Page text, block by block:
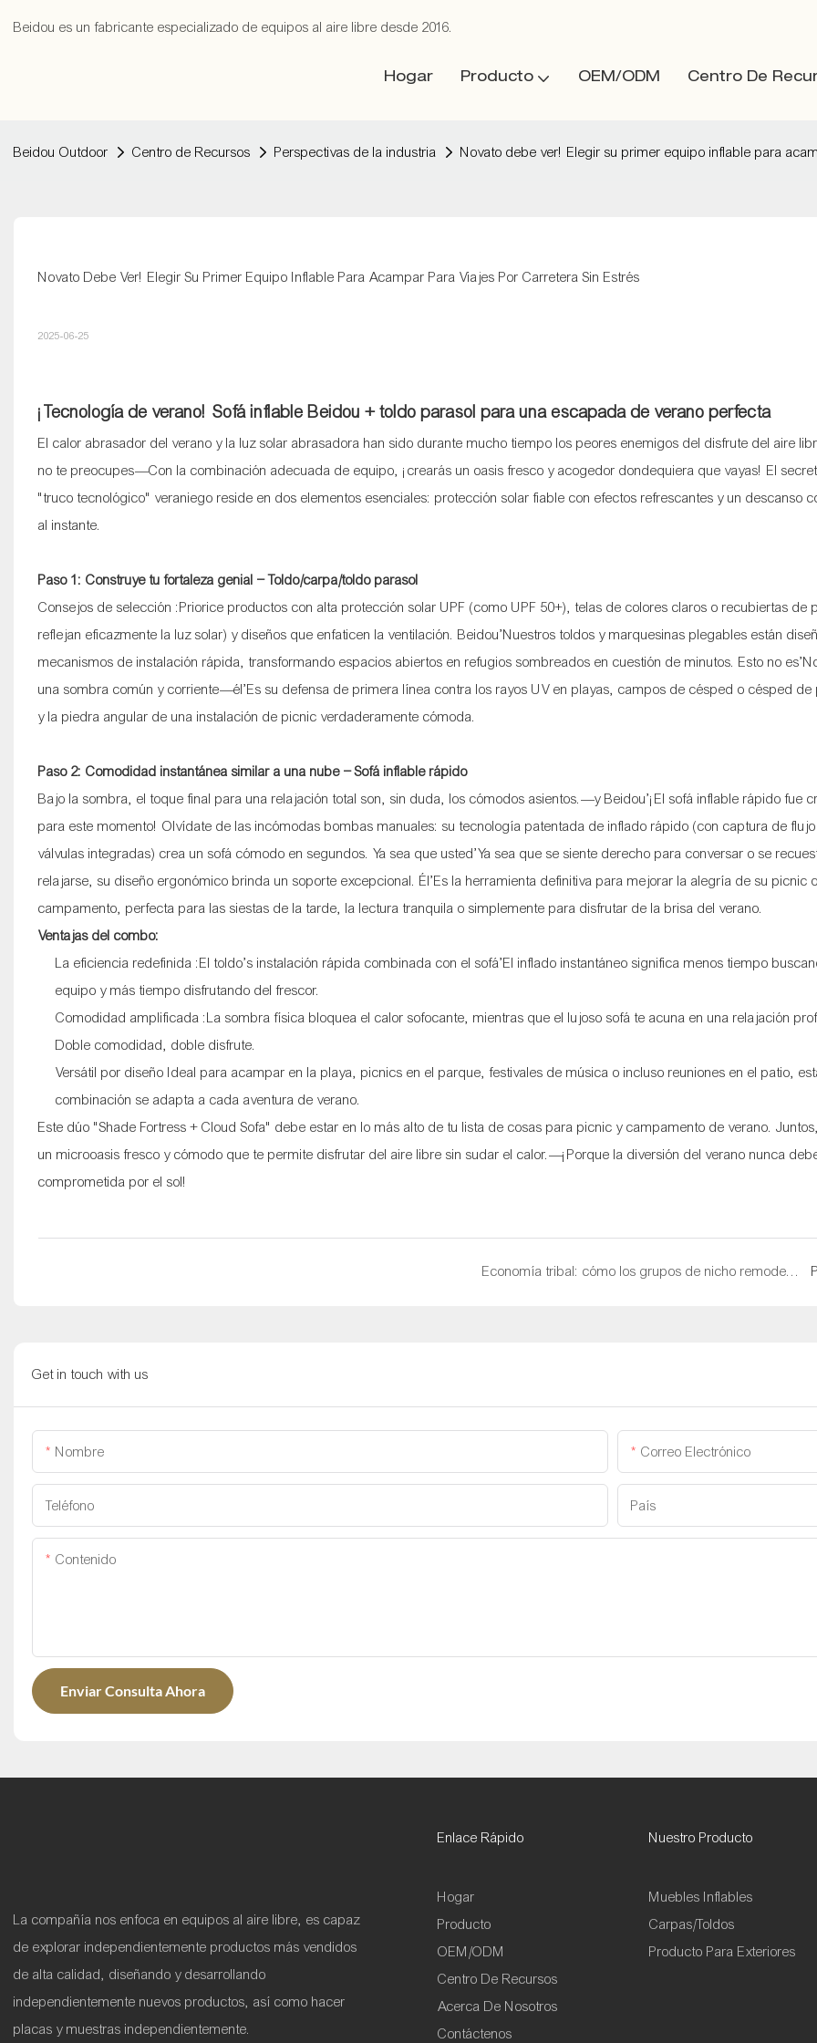
Beidou es un fabricante especializado de equipos al aire libre desde 2016.
Hogar Producto OEM/ODM Centro De
Beidou Outdoor Centro de Recursos Perspectivas de la industria Novato debe ver! Elegir su primer equipo inflable para
Novato Debe Ver! Elegir Su Primer Equipo Inflable Para Acampar Para Viajes Por Carretera Sin Estrés
2025-06-25
¡Tecnología de verano! Sofá inflable Beidou + toldo parasol para una escapada de verano perfecta
El calor abrasador del verano y la luz solar abrasadora han sido durante mucho tiempo los peores enemigos del disfrute del aire
no te preocupes—Con la combinación adecuada de equipo, ¡crearás un oasis fresco y acogedor dondequiera que vayas! El
"truco tecnológico" veraniego reside en dos elementos esenciales: protección solar fiable con efectos refrescantes y un descanso
al instante.
Paso 1: Construye tu fortaleza genial – Toldo/carpa/toldo parasol
Consejos de selección :Priorice productos con alta protección solar UPF (como UPF 50+), telas de colores claros o recubiertas de
reflejan eficazmente la luz solar) y diseños que enfaticen la ventilación. Beidou’Nuestros toldos y marquesinas plegables están
mecanismos de instalación rápida, transformando espacios abiertos en refugios sombreados en cuestión de minutos. Esto no
una sombra común y corriente—él’Es su defensa de primera línea contra los rayos UV en playas, campos de césped o césped de
y la piedra angular de una instalación de picnic verdaderamente cómoda.
Paso 2: Comodidad instantánea similar a una nube – Sofá inflable rápido
Bajo la sombra, el toque final para una relajación total son, sin duda, los cómodos asientos.—y Beidou’¡El sofá inflable rápido fue
para este momento! Olvídate de las incómodas bombas manuales: su tecnología patentada de inflado rápido (con captura de
válvulas integradas) crea un sofá cómodo en segundos. Ya sea que usted’Ya sea que se siente derecho para conversar o se
relajarse, su diseño ergonómico brinda un soporte excepcional. Él’Es la herramienta definitiva para mejorar la alegría de su picnic o
campamento, perfecta para las siestas de la tarde, la lectura tranquila o simplemente para disfrutar de la brisa del verano.
Ventajas del combo:
La eficiencia redefinida:El toldo’s instalación rápida combinada con el sofá’El inflado instantáneo significa menos tiempo
equipo y más tiempo disfrutando del frescor.
Comodidad amplificada:La sombra física bloquea el calor sofocante, mientras que el lujoso sofá te acuna en una relajación
Doble comodidad, doble disfrute.
Versátil por diseñoIdeal para acampar en la playa, picnics en el parque, festivales de música o incluso reuniones en el patio,
combinación se adapta a cada aventura de verano.
Este dúo "Shade Fortress + Cloud Sofa" debe estar en lo más alto de tu lista de cosas para picnic y campamento de verano.
un microoasis fresco y cómodo que te permite disfrutar del aire libre sin sudar el calor.—¡Porque la diversión del verano nunca
comprometida por el sol!
Economía tribal: cómo los grupos de nicho remodelan el consumo al aire libre
Get in touch with us
Nombre Correo Electrónico
Teléfono País
Contenido
Enviar Consulta Ahora
La compañía nos enfoca en equipos al aire libre, es capaz
de explorar independientemente productos más vendidos
de alta calidad, diseñando y desarrollando
independientemente nuevos productos, así como hacer
placas y muestras independientemente.
Enlace Rápido
Hogar
Producto
OEM/ODM
Centro De Recursos
Acerca De Nosotros
Contáctenos
Nuestro Producto
Muebles Inflables
Carpas/toldos
Producto Para Exteriores